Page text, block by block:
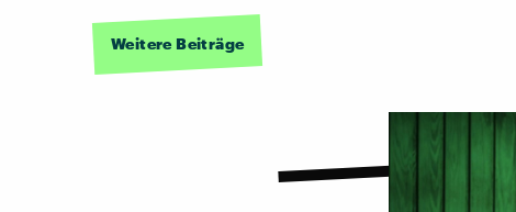
Weitere Beiträge